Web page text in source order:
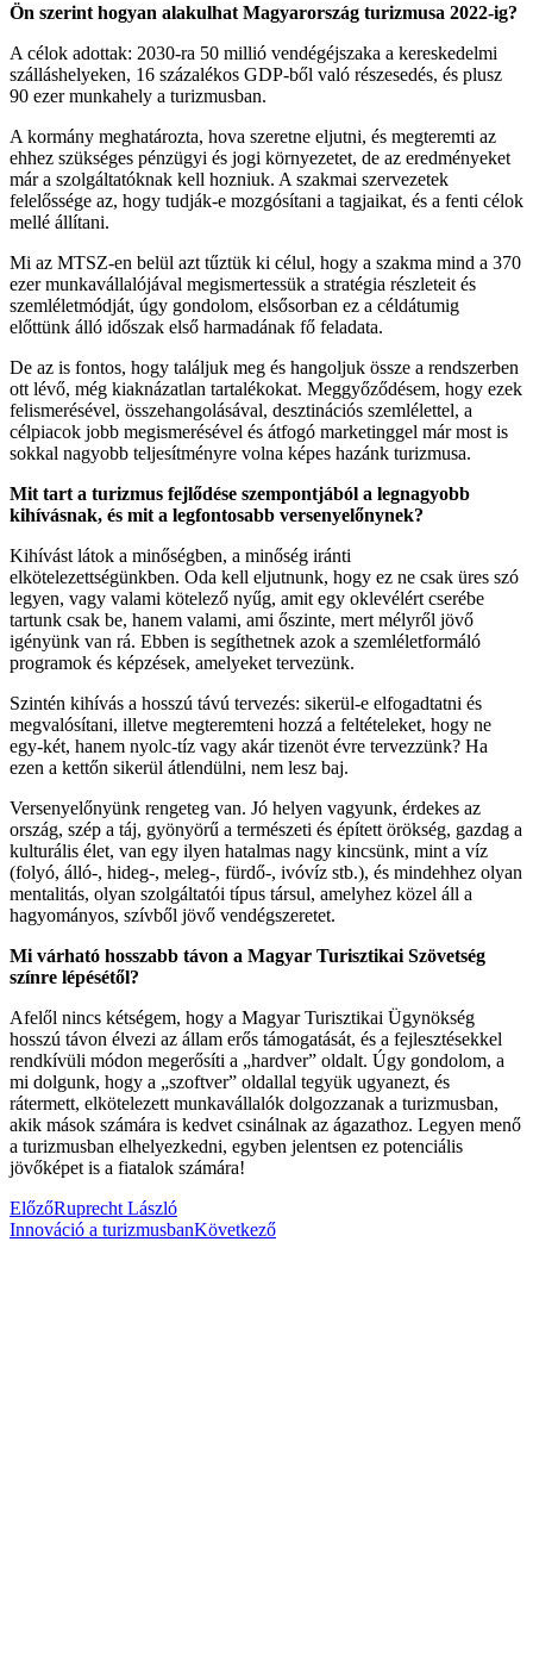
Ön szerint hogyan alakulhat Magyarország turizmusa 2022-ig?
A célok adottak: 2030-ra 50 millió vendégéjszaka a kereskedelmi
szálláshelyeken, 16 százalékos GDP-ből való részesedés, és plusz
90 ezer munkahely a turizmusban.
A kormány meghatározta, hova szeretne eljutni, és megteremti az
ehhez szükséges pénzügyi és jogi környezetet, de az eredményeket
már a szolgáltatóknak kell hozniuk. A szakmai szervezetek
felelőssége az, hogy tudják-e mozgósítani a tagjaikat, és a fenti célok
mellé állítani.
Mi az MTSZ-en belül azt tűztük ki célul, hogy a szakma mind a 370
ezer munkavállalójával megismertessük a stratégia részleteit és
szemléletmódját, úgy gondolom, elsősorban ez a céldátumig
előttünk álló időszak első harmadának fő feladata.
De az is fontos, hogy találjuk meg és hangoljuk össze a rendszerben
ott lévő, még kiaknázatlan tartalékokat. Meggyőződésem, hogy ezek
felismerésével, összehangolásával, desztinációs szemlélettel, a
célpiacok jobb megismerésével és átfogó marketinggel már most is
sokkal nagyobb teljesítményre volna képes hazánk turizmusa.
Mit tart a turizmus fejlődése szempontjából a legnagyobb
kihívásnak, és mit a legfontosabb versenyelőnynek?
Kihívást látok a minőségben, a minőség iránti
elkötelezettségünkben. Oda kell eljutnunk, hogy ez ne csak üres szó
legyen, vagy valami kötelező nyűg, amit egy oklevélért cserébe
tartunk csak be, hanem valami, ami őszinte, mert mélyről jövő
igényünk van rá. Ebben is segíthetnek azok a szemléletformáló
programok és képzések, amelyeket tervezünk.
Szintén kihívás a hosszú távú tervezés: sikerül-e elfogadtatni és
megvalósítani, illetve megteremteni hozzá a feltételeket, hogy ne
egy-két, hanem nyolc-tíz vagy akár tizenöt évre tervezzünk? Ha
ezen a kettőn sikerül átlendülni, nem lesz baj.
Versenyelőnyünk rengeteg van. Jó helyen vagyunk, érdekes az
ország, szép a táj, gyönyörű a természeti és épített örökség, gazdag a
kulturális élet, van egy ilyen hatalmas nagy kincsünk, mint a víz
(folyó, álló-, hideg-, meleg-, fürdő-, ivóvíz stb.), és mindehhez olyan
mentalitás, olyan szolgáltatói típus társul, amelyhez közel áll a
hagyományos, szívből jövő vendégszeretet.
Mi várható hosszabb távon a Magyar Turisztikai Szövetség
színre lépésétől?
Afelől nincs kétségem, hogy a Magyar Turisztikai Ügynökség
hosszú távon élvezi az állam erős támogatását, és a fejlesztésekkel
rendkívüli módon megerősíti a „hardver” oldalt. Úgy gondolom, a
mi dolgunk, hogy a „szoftver” oldallal tegyük ugyanezt, és
rátermett, elkötelezett munkavállalók dolgozzanak a turizmusban,
akik mások számára is kedvet csinálnak az ágazathoz. Legyen menő
a turizmusban elhelyezkedni, egyben jelentsen ez potenciális
jövőképet is a fiatalok számára!
ElőzőRuprecht László
Innováció a turizmusbanKövetkező